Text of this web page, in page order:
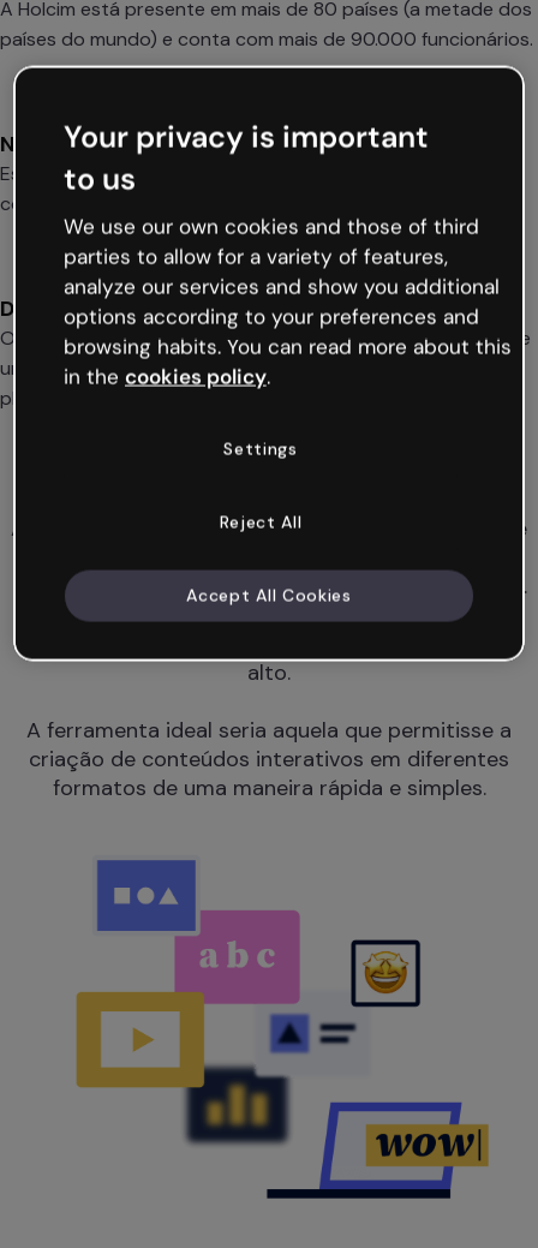
A Holcim está presente em mais de 80 países (a metade dos
países do mundo) e conta com mais de 90.000 funcionários.
No pódium
Está posicionada no top 3 de empresas do setor da
construção em 80% de seus mercados.
Desenvolvimento sustentável
O foco de sua estratégia empresarial é a sustentabilidade, e
um de seus princípios é contribuir para o progresso do
planeta.
Gerar um impacto real por
A Holcim precisava criar conteúdos diferenciados e
comunicação por meio de mensagens memoráveis.
Outras ferramentas limitavam a possibilidade de
criação e exigiam um nível de conhecimento muito
alto.
A ferramenta ideal seria aquela que permitisse a
criação de conteúdos interativos em diferentes
formatos de uma maneira rápida e simples.
Your privacy is important
to us
We use our own cookies and those of third
parties to allow for a variety of features,
analyze our services and show you additional
options according to your preferences and
browsing habits. You can read more about this
in the cookies policy.
Settings
Reject All
Accept All Cookies